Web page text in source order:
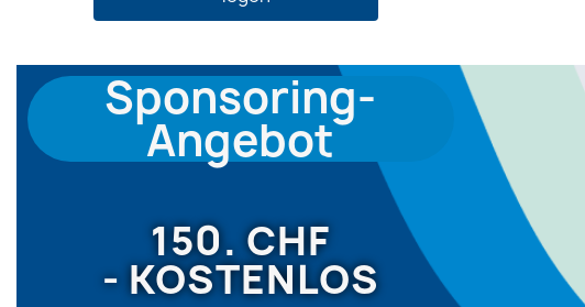
Sponsoring-
Angebot
150. CHF
-KOSTENLOS